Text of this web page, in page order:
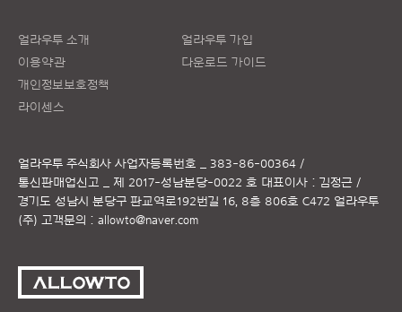
얼라우투 소개
이용약관
개인정보보호정책
라이센스
얼라우투 가입
다운로드 가이드
얼라우투 주식회사 사업자등록번호 _ 383-86-00364 /
통신판매업신고 _ 제 2017-성남분당-0022 호 대표이사 : 김정근 /
경기도 성남시 분당구 판교역로192번길 16, 8층 806호 C472 얼라우투
(주) 고객문의 : allowto@naver.com